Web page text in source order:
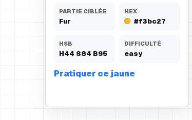
PARTIE CIBLÉE
Fur
HEX
#f3bc27
HSB
H44 S84 B95
DIFFICULTÉ
easy
Pratiquer ce jaune